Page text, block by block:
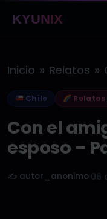
KYUNIX
Inicio » Relatos »
Chile
Con el
esposo –
✍️ autor_anonimo 06